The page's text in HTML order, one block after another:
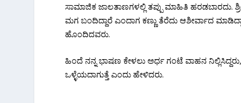
ಸಾಮಾಜಿಕ ಜಾಲತಾಣಗಳಲ್ಲಿ ತಪ್ಪು ಮಾಹಿತಿ ಹರಡಬಾರದು‌‌.
ಮಗ ಬಂದಿದ್ದಾರೆ ಎಂದಾಗ ಕಣ್ಣು ತೆರೆದು ಆಶೀರ್ವಾದ
ಹೊಂದಿದವರು.
ಹಿಂದೆ ನನ್ನ ಭಾಷಣ ಕೇಳಲು ಅರ್ಧ ಗಂಟೆ ವಾಹನ
ಒಳ್ಳೆಯದಾಗುತ್ತೆ ಎಂದು ಹೇಳಿದರು.